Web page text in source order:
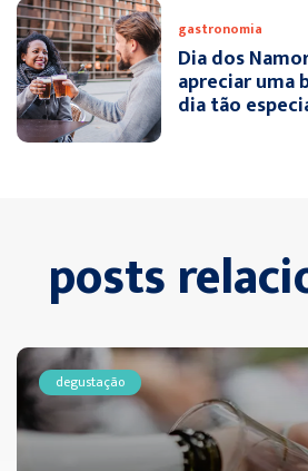
gastronomia
Dia dos
apreciar uma
dia tão
posts
degustação